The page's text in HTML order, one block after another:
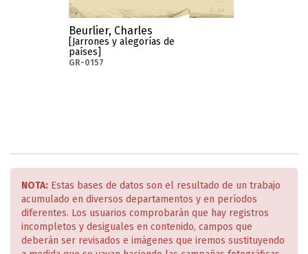
Beurlier, Charles
[Jarrones y alegorías de
países]
GR-0157
NOTA: Estas bases de datos son el resultado de un trabajo
acumulado en diversos departamentos y en períodos
diferentes. Los usuarios comprobarán que hay registros
incompletos y desiguales en contenido, campos que
deberán ser revisados e imágenes que iremos sustituyendo